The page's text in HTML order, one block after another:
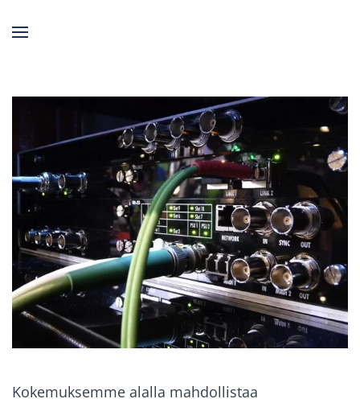
Kokemuksemme alalla mahdollistaa